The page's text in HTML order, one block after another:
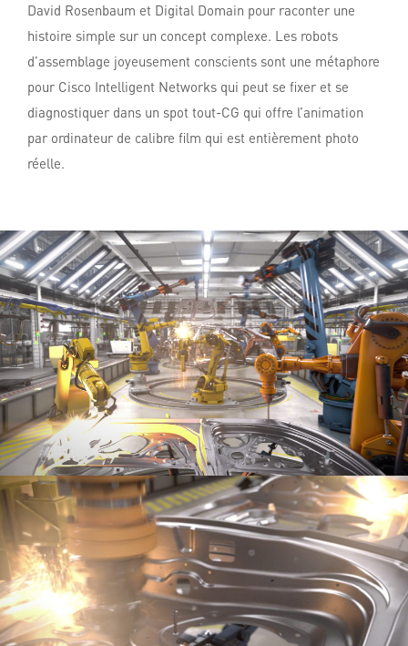
David Rosenbaum et Digital Domain pour raconter une
histoire simple sur un concept complexe. Les robots
d’assemblage joyeusement conscients sont une métaphore
pour Cisco Intelligent Networks qui peut se fixer et se
diagnostiquer dans un spot tout-CG qui offre l’animation
par ordinateur de calibre film qui est entièrement photo
réelle.